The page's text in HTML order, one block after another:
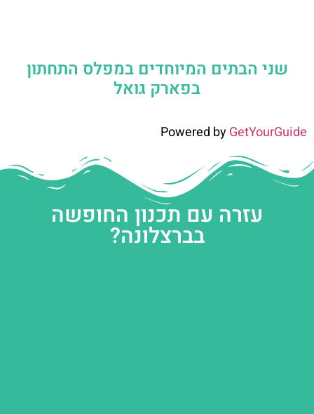
שני הבתים המיוחדים במפלס התחתון
בפארק גואל
Powered byGetYourGuide
עזרה עם תכנון החופשה
בברצלונה?